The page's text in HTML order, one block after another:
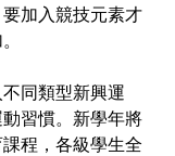
加入競技元素才
同類型新興運
習慣。新學年將
程，各級學生全